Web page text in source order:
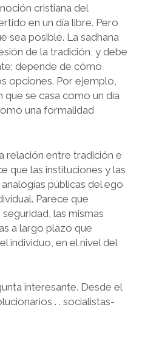
cristiana del
en un día libre. Pero
sea posible. La sadhana
de la tradición, y debe
depende de cómo
opciones. Por ejemplo,
que se casa como un día
una formalidad
relación entre tradición e
que las instituciones y las
públicas del ego
Parece que
las mismas
a largo plazo que
individuo, en el nivel del
interesante. Desde el
. . socialistas-